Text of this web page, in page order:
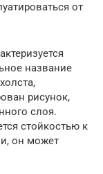
от
название
рисунок,
слоя.
стойкостью к
он может